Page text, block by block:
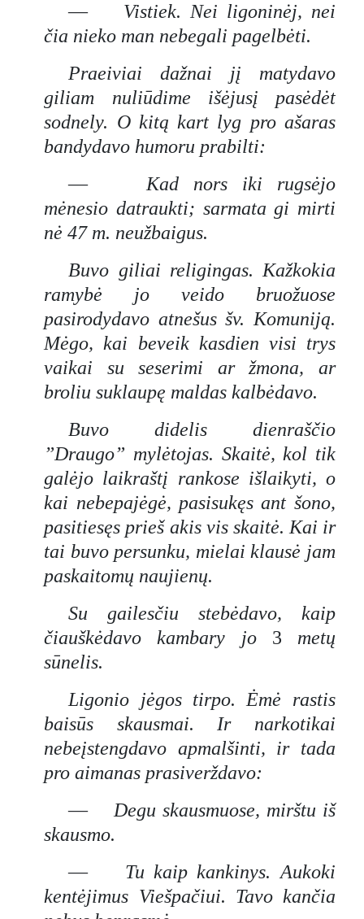
— Vistiek. Nei ligoninėj, nei
čia nieko man nebegali pagelbėti.
Praeiviai dažnai jį matydavo
giliam nuliūdime išėjusį pasėdėt
sodnely. O kitą kart lyg pro ašaras
bandydavo humoru prabilti:
— Kad nors iki rugsėjo
mėnesio datraukti; sarmata gi mirti
nė 47 m. neužbaigus.
Buvo giliai religingas. Kažkokia
ramybė jo veido bruožuose
pasirodydavo atnešus šv. Komuniją.
Mėgo, kai beveik kasdien visi trys
vaikai su seserimi ar žmona, ar
broliu suklaupę maldas kalbėdavo.
Buvo didelis dienraščio
”Draugo” mylėtojas. Skaitė, kol tik
galėjo laikraštį rankose išlaikyti, o
kai nebepajėgė, pasisukęs ant šono,
pasitiesęs prieš akis vis skaitė. Kai ir
tai buvo persunku, mielai klausė jam
paskaitomų naujienų.
Su gailesčiu stebėdavo, kaip
čiauškėdavo kambary jo3 metų
sūnelis.
Ligonio jėgos tirpo. Ėmė rastis
baisūs skausmai. Ir narkotikai
nebeįstengdavo apmalšinti, ir tada
pro aimanas prasiverždavo:
— Degu skausmuose, mirštu iš
skausmo.
— Tu kaip kankinys. Aukoki
kentėjimus Viešpačiui. Tavo kančia